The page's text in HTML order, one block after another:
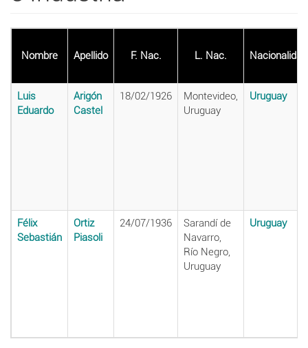
Nombre Apellido F. Nac. L. Nac. Nacionalidad
Luis
Eduardo
Arigón
Castel
18/02/1926
Montevideo,
Uruguay
Uruguay
Félix
Sebastián
Ortiz
Piasoli
24/07/1936
Sarandí de
Navarro,
Río Negro,
Uruguay
Uruguay